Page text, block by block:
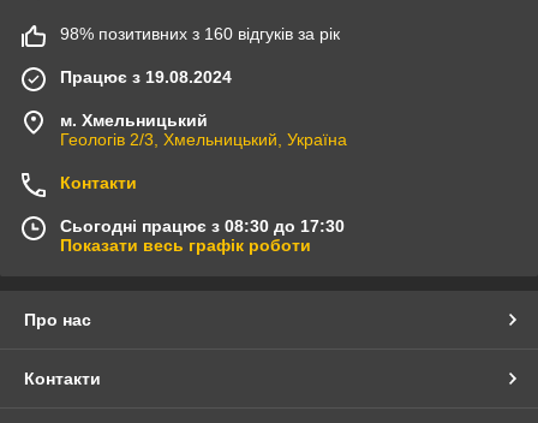
98% позитивних з 160 відгуків за рік
Працює з 19.08.2024
м. Хмельницький
Геологів 2/3, Хмельницький, Україна
Контакти
Сьогодні працює з 08:30 до 17:30
Показати весь графік роботи
Про нас
Контакти